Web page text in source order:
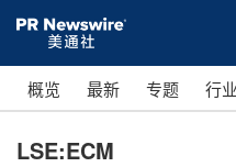
概览 最新 专题 行业
LSE:ECM